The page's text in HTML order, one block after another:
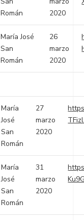
Román
2020
María José
San
Román
26
marzo
2020
María
José
San
Román
27
marzo
2020
María
José
San
Román
31
marzo
2020